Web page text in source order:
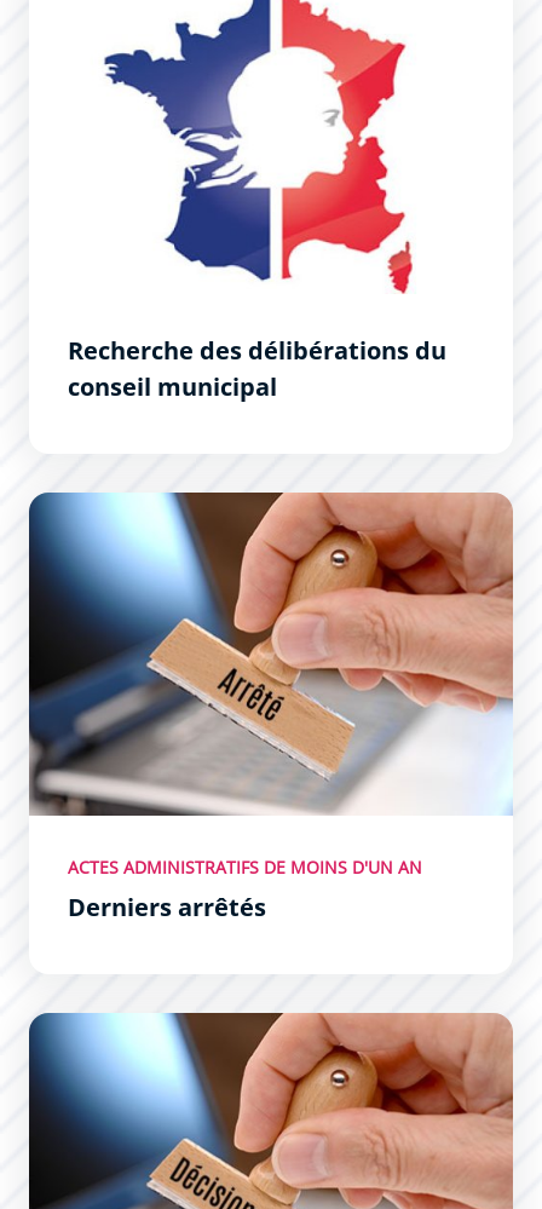
Recherche des délibérations du
conseil municipal
Derniers arrêtés
ACTES ADMINISTRATIFS DE MOINS D'UN AN
Derniers arrêtés
Dernières décisions du Maire